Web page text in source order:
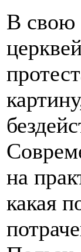
В свою
на
какая